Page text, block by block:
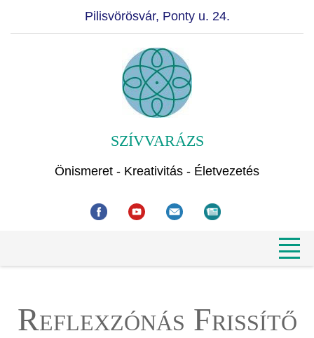
Pilisvörösvár, Ponty u. 24.
SZÍVVARÁZS
Önismeret - Kreativitás - Életvezetés
Reflexzónás Frissítő